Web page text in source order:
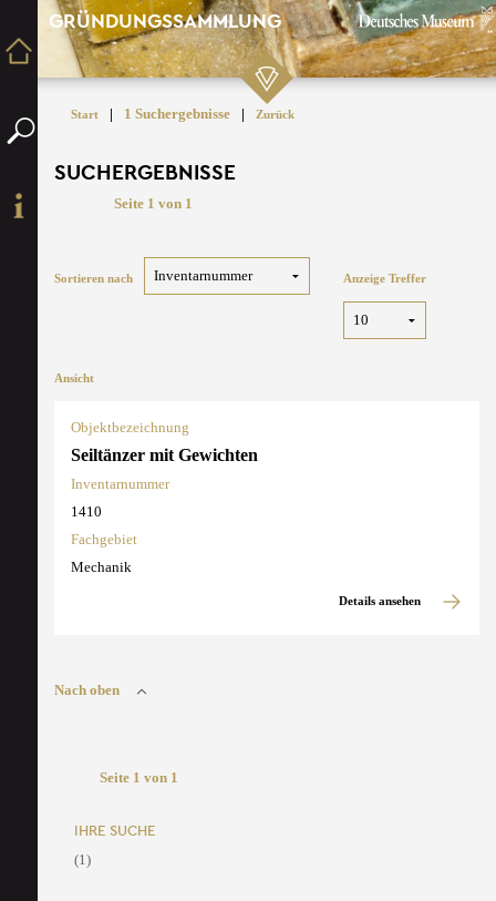
GRÜNDUNGSSAMMLUNG
Start | 1 Suchergebnisse | Zurück
SUCHERGEBNISSE
Seite 1 von 1
Sortieren nach Anzeige Treffer
Ansicht
Objektbezeichnung
Seiltänzer mit Gewichten
Inventarnummer
1410
Fachgebiet
Mechanik
Details ansehen
Nach oben
Seite 1 von 1
IHRE SUCHE
(1)